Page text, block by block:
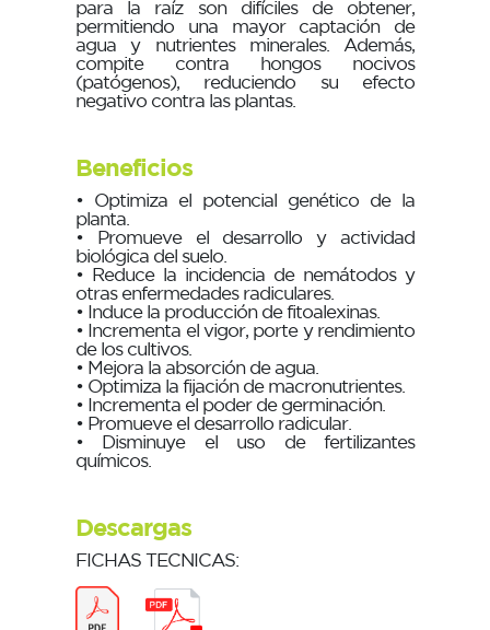
para la raíz son difíciles de obtener,
permitiendo una mayor captación de
agua y nutrientes minerales. Además,
compite contra hongos nocivos
(patógenos), reduciendo su efecto
negativo contra las plantas.
Beneficios
• Optimiza el potencial genético de la
planta.
• Promueve el desarrollo y actividad
biológica del suelo.
• Reduce la incidencia de nemátodos y
otras enfermedades radiculares.
• Induce la producción de fitoalexinas.
• Incrementa el vigor, porte y rendimiento
de los cultivos.
• Mejora la absorción de agua.
• Optimiza la fijación de macronutrientes.
• Incrementa el poder de germinación.
• Promueve el desarrollo radicular.
• Disminuye el uso de fertilizantes
químicos.
Descargas
FICHAS TECNICAS: